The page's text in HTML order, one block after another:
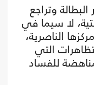
وتراجع
لا سيما في
الناصرية،
التي
في أكتوبر 2019 المناهضة للفساد